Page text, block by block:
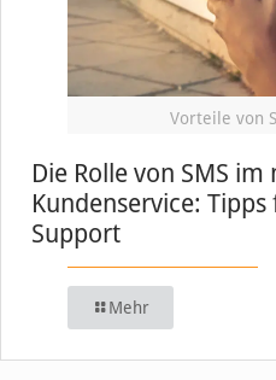
Vorteile von
Die Rolle von SMS
Kundenservice:
Support
Mehr